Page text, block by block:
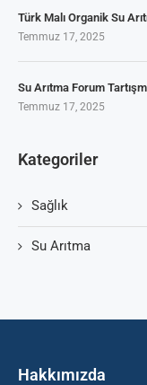
Türk Malı Organik Su
Temmuz 17, 2025
Su Arıtma Forum
Temmuz 17, 2025
Kategoriler
Sağlık
Su Arıtma
Hakkımızda